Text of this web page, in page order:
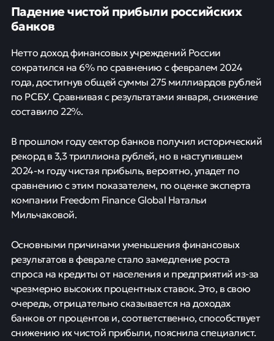
Падение чистой прибыли российских
банков
Нетто доход финансовых учреждений России
сократился на 6% по сравнению с февралем 2024
года, достигнув общей суммы 275 миллиардов рублей
по РСБУ. Сравнивая с результатами января, снижение
составило 22%.
В прошлом году сектор банков получил исторический
рекорд в 3,3 триллиона рублей, но в наступившем
2024-м году чистая прибыль, вероятно, упадет по
сравнению с этим показателем, по оценке эксперта
компании Freedom Finance Global Натальи
Мильчаковой.
Основными причинами уменьшения финансовых
результатов в феврале стало замедление роста
спроса на кредиты от населения и предприятий из-за
чрезмерно высоких процентных ставок. Это, в свою
очередь, отрицательно сказывается на доходах
банков от процентов и, соответственно, способствует
снижению их чистой прибыли, пояснила специалист.